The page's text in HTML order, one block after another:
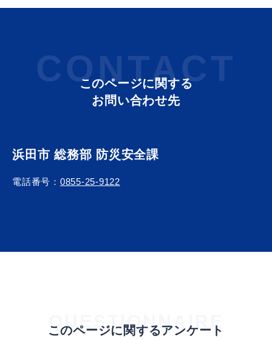
ごみ・リサイクル
防災・消防
公共交通・
敬老福祉乗車券
CONTACT
このページに関する
お問い合わせ先
浜田市 総務部 防災安全課
電話番号： 0855-25-9122
QUESTIONNAIRE
このページに関するアンケート